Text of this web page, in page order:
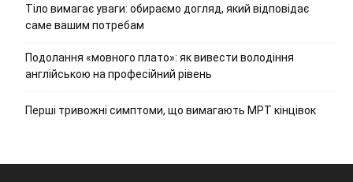
Тіло вимагає уваги: обираємо догляд, який відповідає
саме вашим потребам
Подолання «мовного плато»: як вивести володіння
англійською на професійний рівень
Перші тривожні симптоми, що вимагають МРТ кінцівок